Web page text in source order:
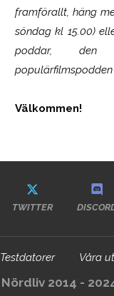
framförallt, häng
söndag kl 15.00)
poddar, den
Välkommen!
TWITTER
Testdatorer Våra
Nördliv 2014 -